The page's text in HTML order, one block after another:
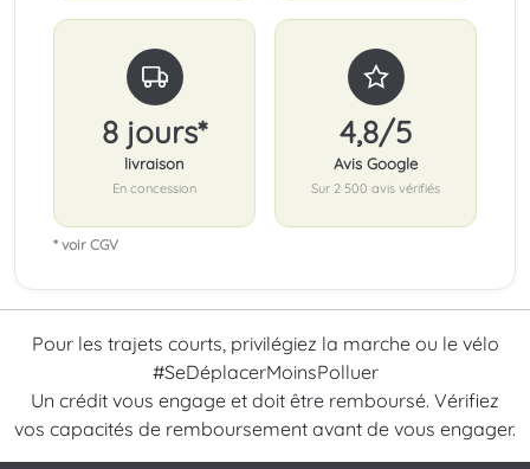
8 jours*
livraison
En concession
4,8/5
Avis Google
Sur 2 500 avis vérifiés
* voir CGV
Pour les trajets courts, privilégiez la marche ou le vélo
#SeDéplacerMoinsPolluer
Un crédit vous engage et doit être remboursé. Vérifiez
vos capacités de remboursement avant de vous engager.